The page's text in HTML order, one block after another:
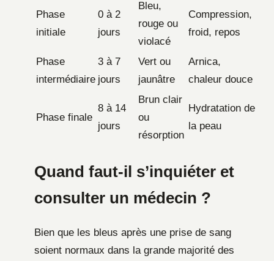
Phase
initiale
0 à 2
jours
Bleu,
rouge ou
violacé
Compression,
froid, repos
Phase
intermédiaire
3 à 7
jours
Vert ou
jaunâtre
Arnica,
chaleur douce
Phase finale
8 à 14
jours
Brun clair
ou
résorption
Hydratation de
la peau
Quand faut-il s’inquiéter et
consulter un médecin ?
Bien que les bleus après une prise de sang
soient normaux dans la grande majorité des